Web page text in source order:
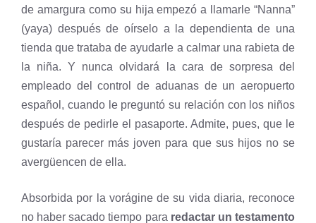
de amargura como su hija empezó a llamarle “Nanna”
(yaya) después de oírselo a la dependienta de una
tienda que trataba de ayudarle a calmar una rabieta de
la niña. Y nunca olvidará la cara de sorpresa del
empleado del control de aduanas de un aeropuerto
español, cuando le preguntó su relación con los niños
después de pedirle el pasaporte. Admite, pues, que le
gustaría parecer más joven para que sus hijos no se
avergüencen de ella.
Absorbida por la vorágine de su vida diaria, reconoce
no haber sacado tiempo para redactar un testamento